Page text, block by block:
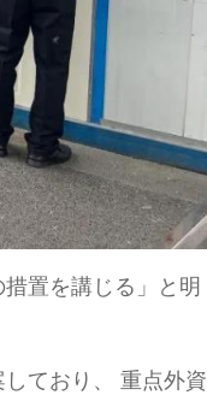
置を講じる」と明
ており、 重点外資